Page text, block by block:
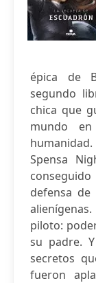
épica de
segundo
chica que
mundo
Spensa
defensa
piloto:
su padre.
secretos
fueron